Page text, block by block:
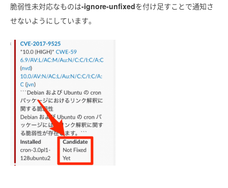
脆弱性未対応なものは-ignore-unfixedを付け足すことで通知さ
せないようにしています。